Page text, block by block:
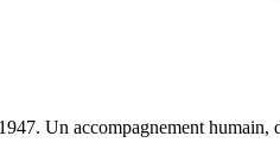
Un accompagnement humain,